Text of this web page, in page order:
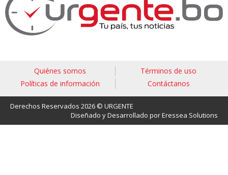
Quiénes somos
Términos de uso
Políticas de información
Contáctanos
Derechos Reservados 2026 © URGENTE
Diseñado y Desarrollado por Eressea Solutions